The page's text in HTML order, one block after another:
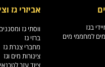
אביזרי גז
בגז
למחממי מים
ווסתי גז
ברזי גז
מחברי צנרת גז
צינורות מים וגז
ציוד עזר